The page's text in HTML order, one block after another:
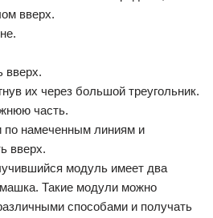
вверх.
вверх.
их через большой треугольник.
часть.
по намеченным линиям и
вверх.
модуль имеет два
Такие модули можно
способами и получать